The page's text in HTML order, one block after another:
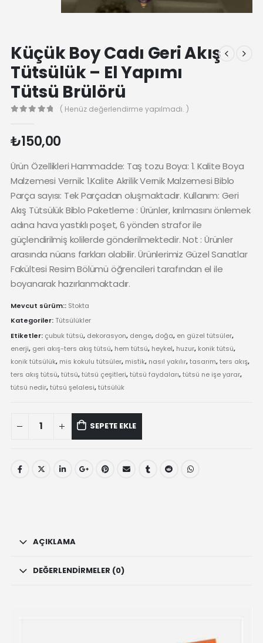
Küçük Boy Cadı Geri Akış
Tütsülük – El Yapımı
Tütsü Brülörü
( Henüz değerlendirme yapılmadı. )
₺150,00
Ürün Özellikleri Hammadde: Taş tozu Boya: 1. Kalite Boya
Malzemesi Vernik: 1.Kalite Akrilik Vernik Malzemesi Biblo
Parça sayısı: Tek Parçadan oluşmaktadır. Kullanım: Geri
Akış Tütsülük Biblo Paketleme : Ürünler, kırılmasını önlemek
adına hava yastıklı poşet, 6 yönden strafor ile
güçlendirilmiş kolilerde gönderilmektedir. Not : Ürünler
arasında nüans farkları olabilir. Ürünlerimiz Güzel Sanatlar
Fakültesi Resim Bölümü öğrencileri tarafından el ile
boyanarak hazırlanmaktadır.
Mevcut sürüm:: Stokta
Kategoriler:Tütsülükler
Etiketler: çubuk tütsü, dekorasyon, denge, doğa, en güzel tütsüler,
enerji, geri akış-ters akış tütsü, hem tütsü, heykel, huzur, konik tütsü,
konik tütsülük, mis kokulu tütsüler, mistik, nasıl yakılır,tasarım,ters akış,
ters akış tütsü,tütsü,tütsü çeşitleri,tütsü faydaları,tütsü ne işe yarar,
tütsü nedir,tütsü şelalesi,tütsülük
Akış
Brülörü
SEPETE EKLE
AÇIKLAMA
DEĞERLENDIRMELER (0)